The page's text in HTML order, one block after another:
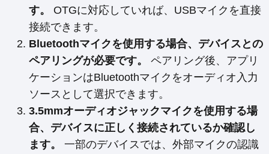
す。
OTGに対応していれば、USBマイクを直接
接続できます。
Bluetoothマイクを使用する場合、デバイスとの
ペアリングが必要です。
ペアリング後、アプリ
ケーションはBluetoothマイクをオーディオ入力
ソースとして選択できます。
3.5mmオーディオジャックマイクを使用する場
合、デバイスに正しく接続されているか確認し
ます。
一部のデバイスでは、外部マイクの認識